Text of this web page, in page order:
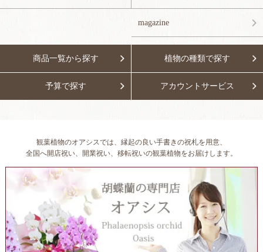
magazine
商品一覧から探す 植物の種類で探す
予算で探す アカウントサービス
観葉植物のオアシスでは、縁起の良い手書きの祝札を用意、
全国へ開店祝い、開業祝い、移転祝いの観葉植物をお届けします。